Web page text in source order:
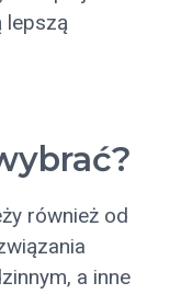
lepszą
również od
a inne